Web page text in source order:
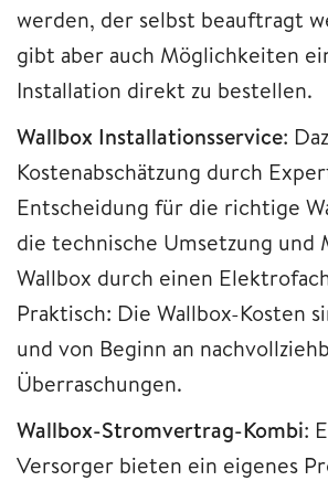
werden, der selbst beauftragt
gibt aber auch Möglichkeiten
Installation direkt zu bestellen.
Wallbox Installationsservice:
Kostenabschätzung durch
Entscheidung für die richtige
die technische Umsetzung und
Wallbox durch einen
Praktisch: Die Wallbox-Kosten
und von Beginn an
Überraschungen.
Wallbox-Stromvertrag-Kombi:
Versorger bieten ein eigenes